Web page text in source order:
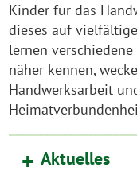
Kinder für das
dieses auf
lernen
näher kennen,
Handwerksarbeit
Aktuelles